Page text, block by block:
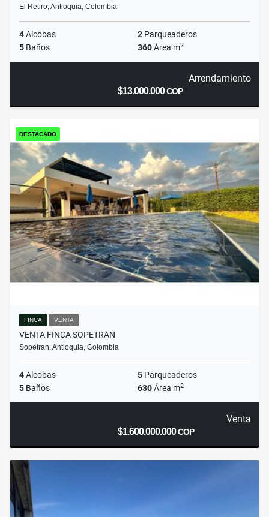
El Retiro, Antioquia, Colombia
4Alcobas 2 Parqueaderos
5 Baños 360Área m2
Arrendamiento
$13.000.000COP
DESTACADO
FINCA VENTA
VENTA FINCA SOPETRAN
Sopetran, Antioquia, Colombia
4Alcobas 5 Parqueaderos
5 Baños 630Área m2
Venta
$1.600.000.000COP